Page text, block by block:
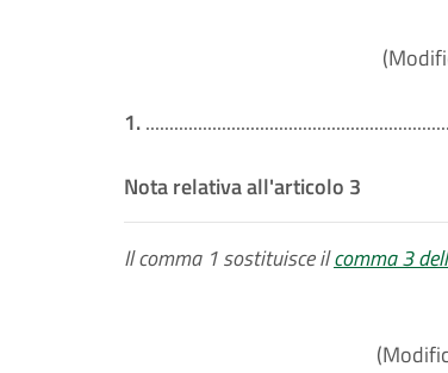
1.
Nota relativa all'articolo 3
Il comma 1 sostituisce ilcomma 3